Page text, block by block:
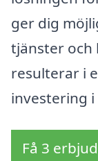
ger dig
tjänster och
resulterar i
investering
Få 3